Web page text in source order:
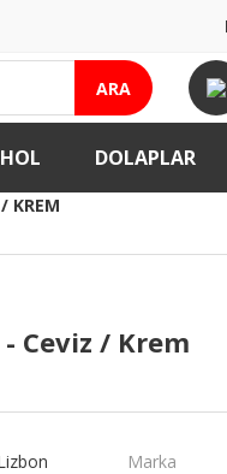
ARA
DOLAPLAR
KREM
Ceviz / Krem
Marka